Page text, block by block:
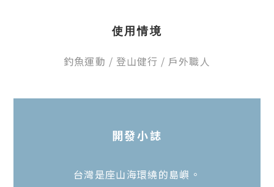
使用情境
釣魚運動 / 登山健行 / 戶外職人
開發小誌
台灣是座山海環繞的島嶼。